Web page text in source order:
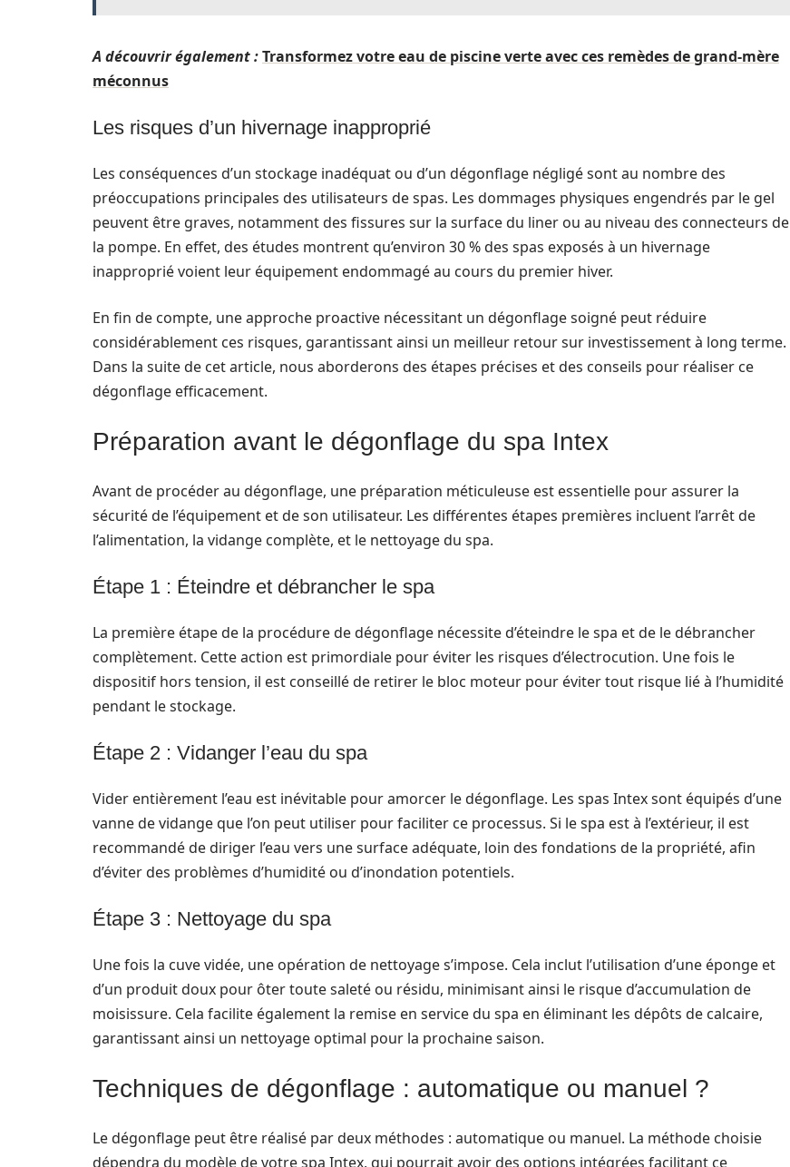
A découvrir également :Transformez votre eau de piscine verte avec ces remèdes de grand-mère
méconnus
Les risques d’un hivernage inapproprié
Les conséquences d’un stockage inadéquat ou d’un dégonflage négligé sont au nombre des
préoccupations principales des utilisateurs de spas. Les dommages physiques engendrés par le gel
peuvent être graves, notamment des fissures sur la surface du liner ou au niveau des connecteurs de
la pompe. En effet, des études montrent qu’environ 30 % des spas exposés à un hivernage
inapproprié voient leur équipement endommagé au cours du premier hiver.
En fin de compte, une approche proactive nécessitant un dégonflage soigné peut réduire
considérablement ces risques, garantissant ainsi un meilleur retour sur investissement à long terme.
Dans la suite de cet article, nous aborderons des étapes précises et des conseils pour réaliser ce
dégonflage efficacement.
Préparation avant le dégonflage du spa Intex
Avant de procéder au dégonflage, une préparation méticuleuse est essentielle pour assurer la
sécurité de l’équipement et de son utilisateur. Les différentes étapes premières incluent l’arrêt de
l’alimentation, la vidange complète, et le nettoyage du spa.
Étape 1 : Éteindre et débrancher le spa
La première étape de la procédure de dégonflage nécessite d’éteindre le spa et de le débrancher
complètement. Cette action est primordiale pour éviter les risques d’électrocution. Une fois le
dispositif hors tension, il est conseillé de retirer le bloc moteur pour éviter tout risque lié à l’humidité
pendant le stockage.
Étape 2 : Vidanger l’eau du spa
Vider entièrement l’eau est inévitable pour amorcer le dégonflage. Les spas Intex sont équipés d’une
vanne de vidange que l’on peut utiliser pour faciliter ce processus. Si le spa est à l’extérieur, il est
recommandé de diriger l’eau vers une surface adéquate, loin des fondations de la propriété, afin
d’éviter des problèmes d’humidité ou d’inondation potentiels.
Étape 3 : Nettoyage du spa
Une fois la cuve vidée, une opération de nettoyage s’impose. Cela inclut l’utilisation d’une éponge et
d’un produit doux pour ôter toute saleté ou résidu, minimisant ainsi le risque d’accumulation de
moisissure. Cela facilite également la remise en service du spa en éliminant les dépôts de calcaire,
garantissant ainsi un nettoyage optimal pour la prochaine saison.
Techniques de dégonflage : automatique ou manuel ?
Le dégonflage peut être réalisé par deux méthodes : automatique ou manuel. La méthode choisie
dépendra du modèle de votre spa Intex, qui pourrait avoir des options intégrées facilitant ce